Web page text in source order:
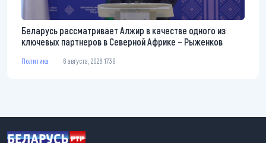
Беларусь рассматривает Алжир в качестве одного из
ключевых партнеров в Северной Африке – Рыженков
Политика 6 августа, 2026 17:38